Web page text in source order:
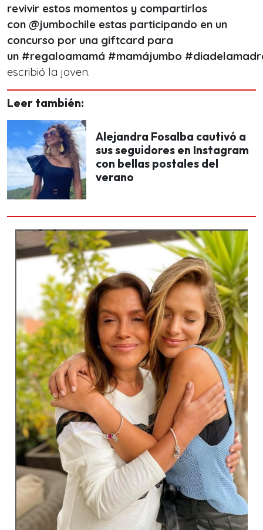
revivir estos momentos y compartirlos
con @jumbochile estas participando en un
concurso por una giftcard para
un #regaloamamá #mamájumbo
escribió la joven.
Leer también:
Alejandra Fosalba cautivó a
sus seguidores en Instagram
con bellas postales del
verano